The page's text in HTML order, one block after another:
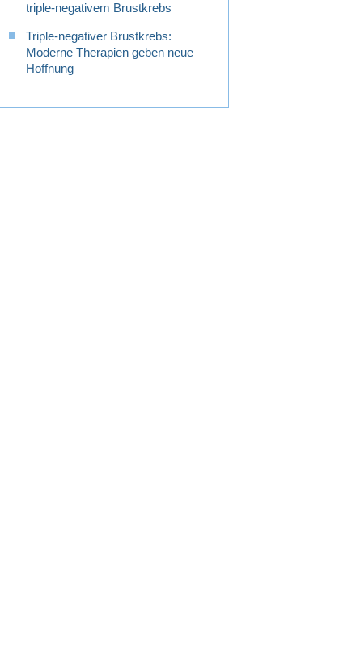
triple-negativem Brustkrebs
Triple-negativer Brustkrebs:
Moderne Therapien geben neue
Hoffnung